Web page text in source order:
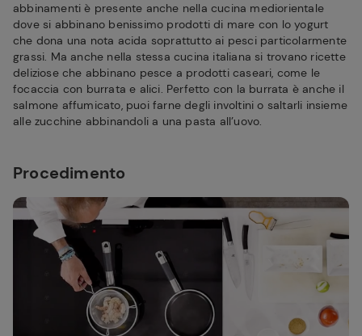
abbinamenti è presente anche nella cucina mediorientale
dove si abbinano benissimo prodotti di mare con lo yogurt
che dona una nota acida soprattutto ai pesci particolarmente
grassi. Ma anche nella stessa cucina italiana si trovano ricette
deliziose che abbinano pesce a prodotti caseari, come le
focaccia con burrata e alici. Perfetto con la burrata è anche il
salmone affumicato, puoi farne degli involtini o saltarli insieme
alle zucchine abbinandoli a una pasta all’uovo.
Procedimento